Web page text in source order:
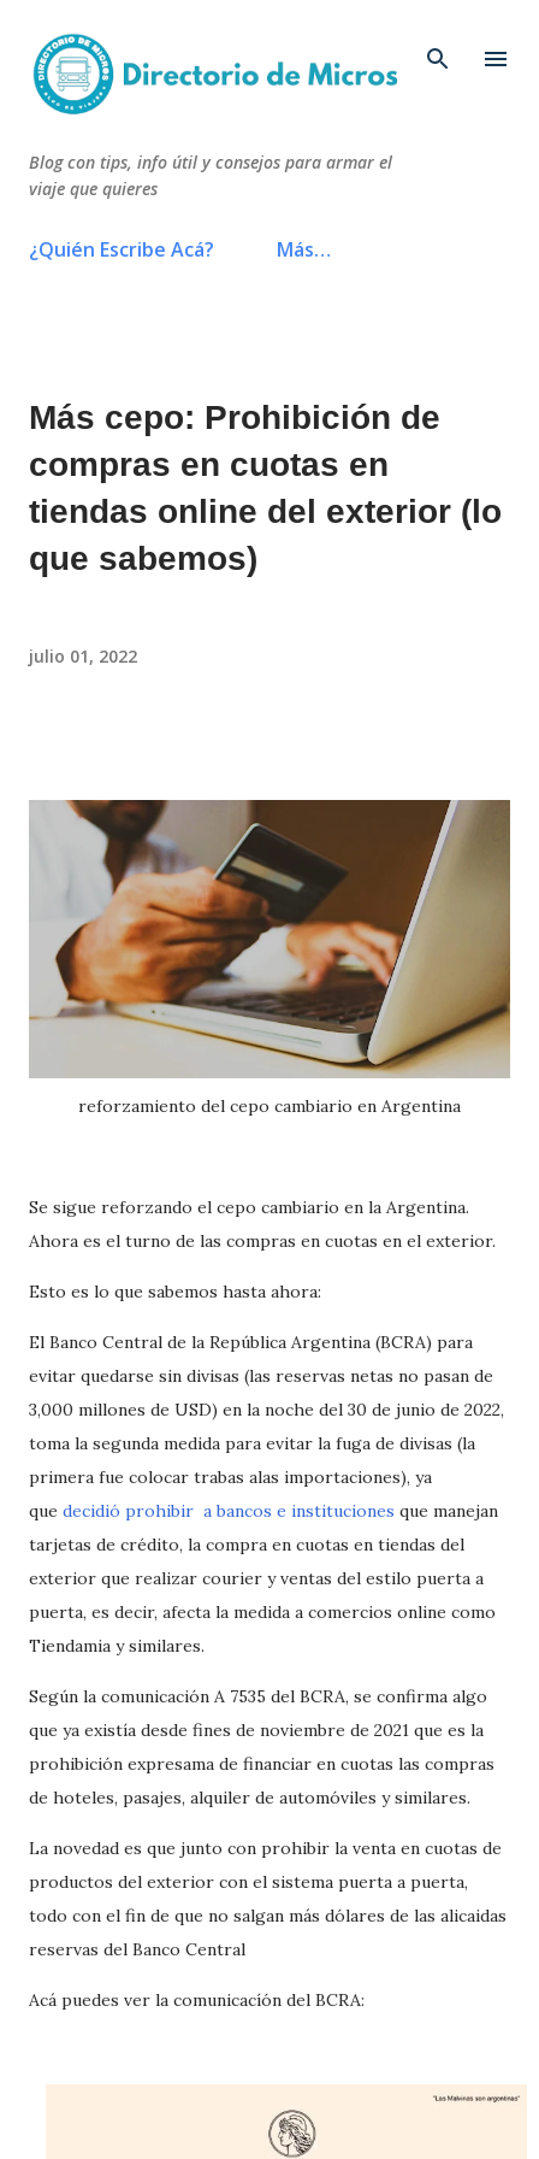
Blog con tips, info útil y consejos para armar el
viaje que quieres
¿Quién Escribe Acá? Más…
Más cepo: Prohibición de
compras en cuotas en
tiendas online del exterior (lo
que sabemos)
julio 01, 2022
reforzamiento del cepo cambiario en Argentina
Se sigue reforzando el cepo cambiario en la Argentina.
Ahora es el turno de las compras en cuotas en el exterior.
Esto es lo que sabemos hasta ahora:
El Banco Central de la República Argentina (BCRA) para
evitar quedarse sin divisas (las reservas netas no pasan de
3,000 millones de USD) en la noche del 30 de junio de 2022,
toma la segunda medida para evitar la fuga de divisas (la
primera fue colocar trabas alas importaciones), ya
que decidió prohibir a bancos e instituciones que manejan
tarjetas de crédito, la compra en cuotas en tiendas del
exterior que realizar courier y ventas del estilo puerta a
puerta, es decir, afecta la medida a comercios online como
Tiendamia y similares.
Según la comunicación A 7535 del BCRA, se confirma algo
que ya existía desde fines de noviembre de 2021 que es la
prohibición expresama de financiar en cuotas las compras
de hoteles, pasajes, alquiler de automóviles y similares.
La novedad es que junto con prohibir la venta en cuotas de
productos del exterior con el sistema puerta a puerta,
todo con el fin de que no salgan más dólares de las alicaidas
reservas del Banco Central
Acá puedes ver la comunicacíón del BCRA: